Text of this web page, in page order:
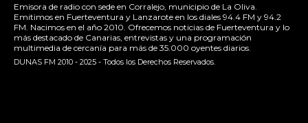
Emisora de radio con sede en Corralejo, municipio de La Oliva.
Emitimos en Fuerteventura y Lanzarote en los diales 94.4 FM y 94.2
FM. Nacimos en el año 2010. Ofrecemos noticias de Fuerteventura y lo
más destacado de Canarias, entrevistas y una programación
multimedia de cercanía para más de 35.000 oyentes diarios.
DUNAS FM 2010 - 2025 - Todos los Derechos Reservados.